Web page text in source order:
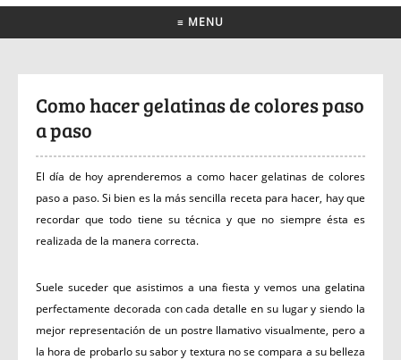
≡ MENU
Como hacer gelatinas de colores paso
a paso
El día de hoy aprenderemos a como hacer gelatinas de colores
paso a paso. Si bien es la más sencilla receta para hacer, hay que
recordar que todo tiene su técnica y que no siempre ésta es
realizada de la manera correcta.
Suele suceder que asistimos a una fiesta y vemos una gelatina
perfectamente decorada con cada detalle en su lugar y siendo la
mejor representación de un postre llamativo visualmente, pero a
la hora de probarlo su sabor y textura no se compara a su belleza